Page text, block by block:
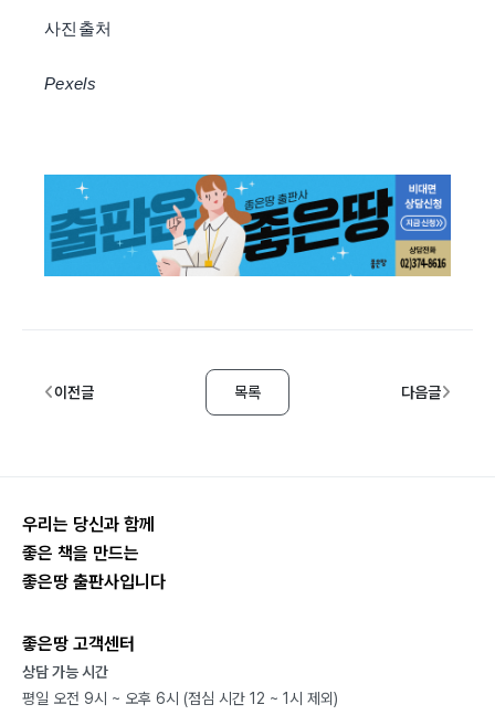
사진출처
Pexels
이전글 목록 다음글
우리는 당신과 함께
좋은 책을 만드는
좋은땅 출판사입니다
좋은땅 고객센터
상담 가능 시간
평일 오전 9시 ~ 오후 6시 (점심 시간 12 ~ 1시 제외)